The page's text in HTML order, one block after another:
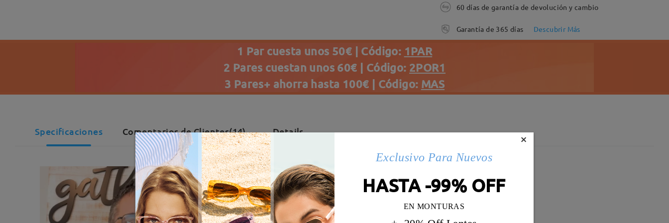
60 días de garantía de devolución y cambio
Garantía de 365 días Descubrir Más
1 Par cuesta unos 50€ | Código: 1PAR
2 Pares cuestan unos 60€ | Código: 2POR1
3 Pares+ ahorra hasta 100€ | Código: MAS
Specificaciones Comentarios de Clientes(14) Details ×
Exclusivo Para Nuevos
HASTA -99% OFF
EN MONTURAS